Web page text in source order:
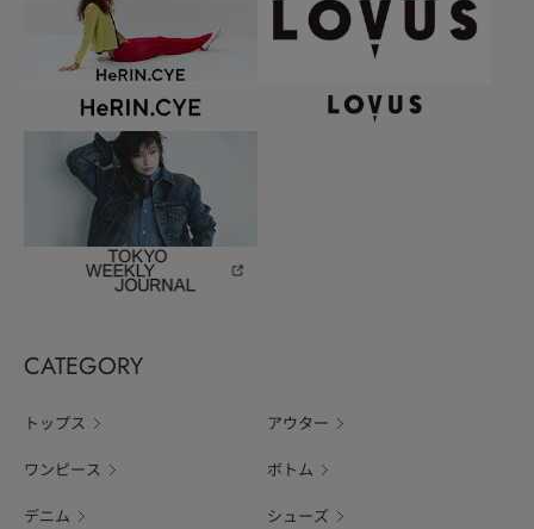
CATEGORY
トップス アウター
ワンピース ボトム
デニム シューズ